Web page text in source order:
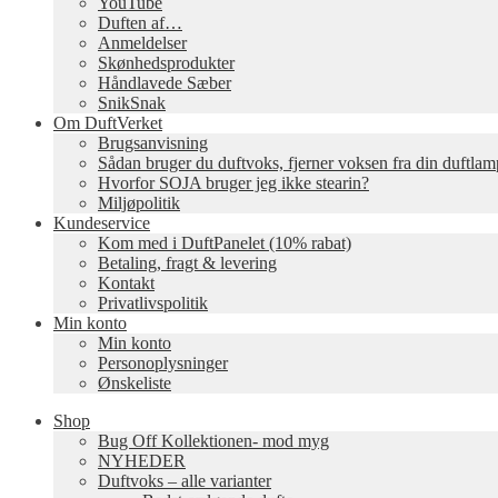
Duften af…
Anmeldelser
Skønhedsprodukter
Håndlavede Sæber
SnikSnak
Om DuftVerket
Brugsanvisning
Sådan bruger du duftvoks, fjerner voksen fra din
Hvorfor SOJA bruger jeg ikke stearin?
Miljøpolitik
Kundeservice
Kom med i DuftPanelet (10% rabat)
Betaling, fragt & levering
Kontakt
Privatlivspolitik
Min konto
Min konto
Personoplysninger
Ønskeliste
Shop
Bug Off Kollektionen- mod myg
NYHEDER
Duftvoks – alle varianter